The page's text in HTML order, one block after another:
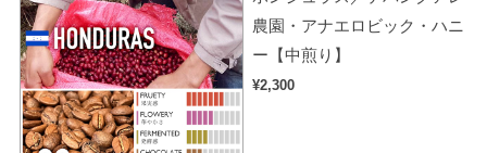
農園・アナエロビック・ハニ
ー【中煎り】
¥2,300